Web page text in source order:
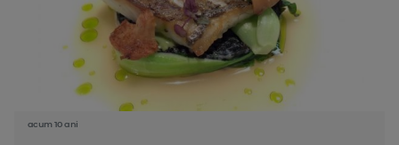
acum 10 ani